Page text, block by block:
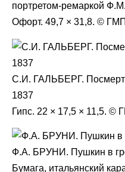
портретом-ремаркой
Офорт. 49,7 × 31,8. © ГМП
С.И. ГАЛЬБЕРГ.
1837
Гипс. 22 × 17,5 × 11,5. ©
Ф.А. БРУНИ. Пушкин в
Бумага, итальянский